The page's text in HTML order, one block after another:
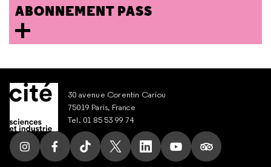
ABONNEMENT PASS
30 avenue Corentin Cariou
75019 Paris, France
Tel. 01 85 53 99 74
Suivez nous sur Instagram
Suivez nous sur Facebook
Suivez nous sur Tik Tok
Suivez nous sur X
Suivez nous sur LinkedIn
Suivez nous sur
Suivez nous